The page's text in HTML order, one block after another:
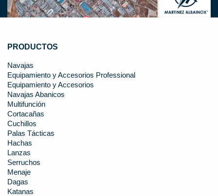
PRODUCTOS
Navajas
Equipamiento y Accesorios Professional
Equipamiento y Accesorios
Navajas Abanicos
Multifunción
Cortacañas
Cuchillos
Palas Tácticas
Hachas
Lanzas
Serruchos
Menaje
Dagas
Katanas